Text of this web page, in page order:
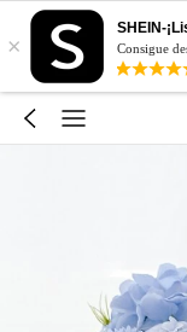
×
SHEIN-
Consigue